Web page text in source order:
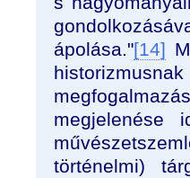
ápolása."[14]
megjelenése
történelmi)